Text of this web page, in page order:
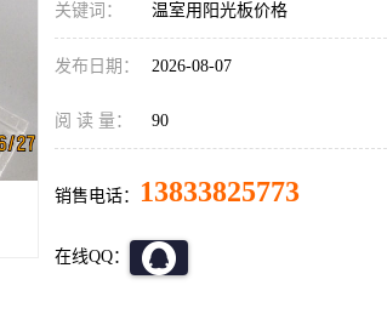
关键词： 温室用阳光板价格
发布日期： 2026-08-07
阅 读 量： 90
销售电话： 13833825773
在线QQ：